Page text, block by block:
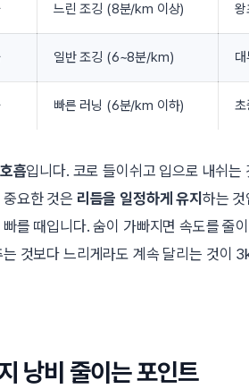
느린 조깅 (8분/km 이상) 왕
일반 조깅 (6~8분/km)
빠른 러닝 (6분/km 이하) 초
흡입니다. 코로 들이쉬고 입으로 내쉬는
요한 것은 리듬을 일정하게 유지 하는
를 때입니다. 숨이 가빠지면 속도를 줄
것보다 느리게라도 계속 달리는 것이
낭비 줄이는 포인트